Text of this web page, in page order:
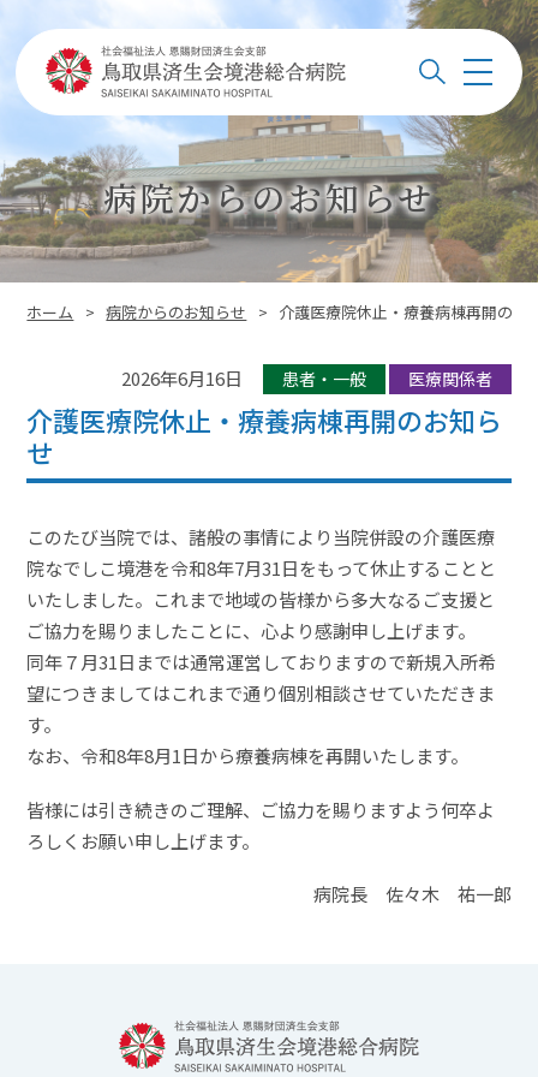
メ
ュ
ー
病院からのお知らせ
このページの位置:
ホーム > 病院からのお知らせ > 介護医療院休止・療養病棟再開のお
2026年6月16日 患者・一般 医療関係者
介護医療院休止・療養病棟再開のお知ら
せ
このたび当院では、諸般の事情により当院併設の介護医療
院なでしこ境港を令和8年7月31日をもって休止することと
いたしました。これまで地域の皆様から多大なるご支援と
ご協力を賜りましたことに、心より感謝申し上げます。
同年７月31日までは通常運営しておりますので新規入所希
望につきましてはこれまで通り個別相談させていただきま
す。
なお、令和8年8月1日から療養病棟を再開いたします。
皆様には引き続きのご理解、ご協力を賜りますよう何卒よ
ろしくお願い申し上げます。
病院長 佐々木 祐一郎